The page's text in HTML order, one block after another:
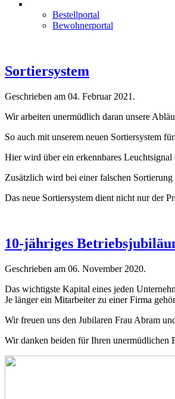
Bestellportal
Bewohnerportal
Sortiersystem
Geschrieben am 04. Februar 2021 .
Wir arbeiten unermüdlich daran unsere
So auch mit unserem neuen Sortiersystem
Hier wird über ein erkennbares
Zusätzlich wird bei einer falschen
Das neue Sortiersystem dient nicht nur der
10-jähriges
Geschrieben am 06. November 2020.
Das wichtigste Kapital eines jeden
Je länger ein Mitarbeiter zu einer Firma
Wir freuen uns den Jubilaren Frau Abram
Wir danken beiden für Ihren unermüdlichen